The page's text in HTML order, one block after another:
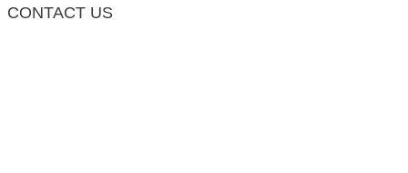
CONTACT US